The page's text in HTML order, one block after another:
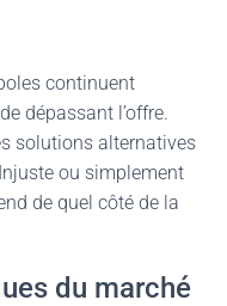
continuent
dépassant l’offre.
solutions alternatives
ou simplement
de quel côté de la
du marché